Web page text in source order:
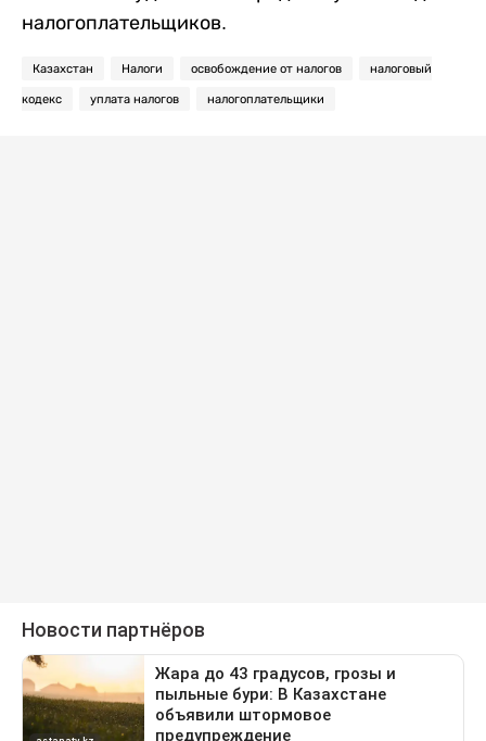
налогоплательщиков.
Казахстан Налоги освобождение от налогов налоговый
кодекс уплата налогов налогоплательщики